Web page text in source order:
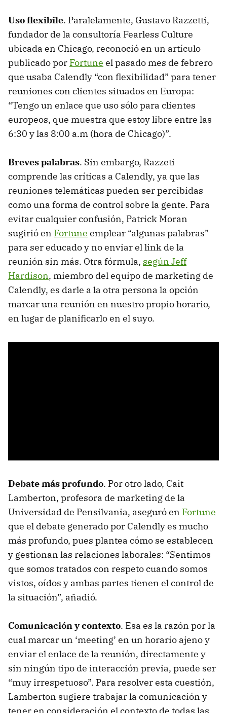
Uso flexibile. Paralelamente, Gustavo Razzetti,
fundador de la consultoría Fearless Culture
ubicada en Chicago, reconoció en un artículo
publicado por Fortune el pasado mes de febrero
que usaba Calendly “con flexibilidad” para tener
reuniones con clientes situados en Europa:
“Tengo un enlace que uso sólo para clientes
europeos, que muestra que estoy libre entre las
6:30 y las 8:00 a.m (hora de Chicago)”.
Breves palabras. Sin embargo, Razzeti
comprende las críticas a Calendly, ya que las
reuniones telemáticas pueden ser percibidas
como una forma de control sobre la gente. Para
evitar cualquier confusión, Patrick Moran
sugirió en Fortune emplear “algunas palabras”
para ser educado y no enviar el link de la
reunión sin más. Otra fórmula, según Jeff
Hardison, miembro del equipo de marketing de
Calendly, es darle a la otra persona la opción
marcar una reunión en nuestro propio horario,
en lugar de planificarlo en el suyo.
Debate más profundo. Por otro lado, Cait
Lamberton, profesora de marketing de la
Universidad de Pensilvania, aseguró en Fortune
que el debate generado por Calendly es mucho
más profundo, pues plantea cómo se establecen
y gestionan las relaciones laborales: “Sentimos
que somos tratados con respeto cuando somos
vistos, oídos y ambas partes tienen el control de
la situación”, añadió.
Comunicación y contexto. Esa es la razón por la
cual marcar un ‘meeting’ en un horario ajeno y
enviar el enlace de la reunión, directamente y
sin ningún tipo de interacción previa, puede ser
“muy irrespetuoso”. Para resolver esta cuestión,
Lamberton sugiere trabajar la comunicación y